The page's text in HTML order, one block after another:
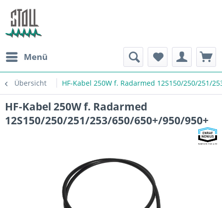
Menü
Übersicht HF-Kabel 250W f. Radarmed 12S150/250/251/
HF-Kabel 250W f. Radarmed
12S150/250/251/253/650/650+/950/950+